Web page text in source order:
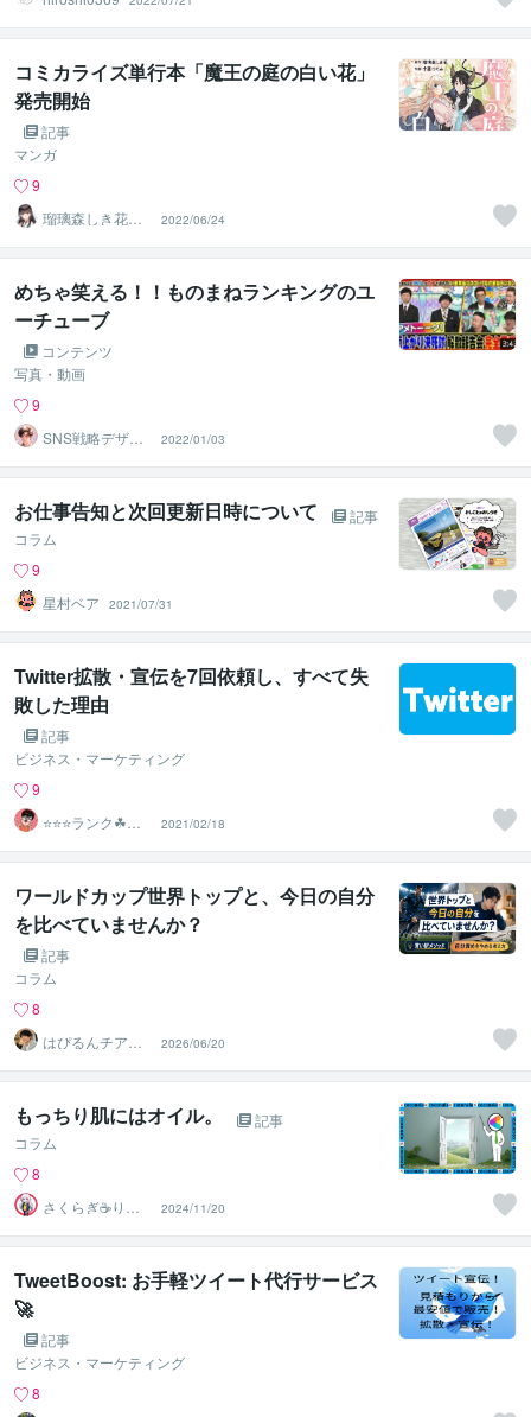
コミカライズ単行本「魔王の庭の白い花」
発売開始
記事
マンガ
9
瑠璃森しき花｜
乙女向け 和服イ
ラスト
2022/06/24
めちゃ笑える！！ものまねランキングのユ
ーチューブ
コンテンツ
写真・動画
9
SNS戦略デザイ
ン｜ケイ
2022/01/03
お仕事告知と次回更新日時について
記事
コラム
9
星村ベア
2021/07/31
Twitter拡散・宣伝を7回依頼し、すべて失
敗した理由
記事
ビジネス・マーケティング
9
⭐️⭐️⭐️ランク☘ヤ
フオクマスター
2021/02/18
ワールドカップ世界トップと、今日の自分
を比べていませんか？
記事
コラム
8
はぴるんチアボ
ーイ✨長谷部悠
斗
2026/06/20
もっちり肌にはオイル。
記事
コラム
8
さくらぎ☕りょ
う⛎癒やし電話
相談サロン
2024/11/20
TweetBoost: お手軽ツイート代行サービス
🚀
記事
ビジネス・マーケティング
8